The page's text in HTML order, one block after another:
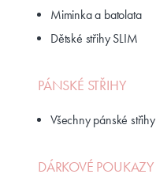
Miminka a batolata
Dětské střihy SLIM
PÁNSKÉ STŘIHY
Všechny pánské střihy
DÁRKOVÉ POUKAZY